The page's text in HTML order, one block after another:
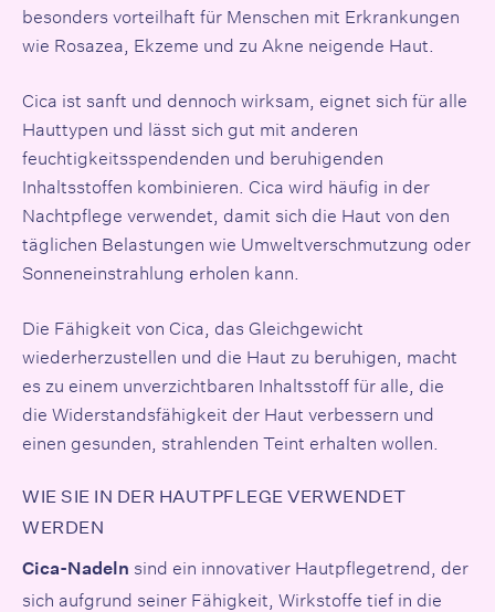
besonders vorteilhaft für Menschen mit Erkrankungen
wie Rosazea , Ekzeme und zu Akne neigende Haut.
Cica ist sanft und dennoch wirksam, eignet sich für alle
Hauttypen und lässt sich gut mit anderen
feuchtigkeitsspendenden und beruhigenden
Inhaltsstoffen kombinieren. Cica wird häufig in der
Nachtpflege verwendet, damit sich die Haut von den
täglichen Belastungen wie Umweltverschmutzung oder
Sonneneinstrahlung erholen kann.
Die Fähigkeit von Cica, das Gleichgewicht
wiederherzustellen und die Haut zu beruhigen, macht
es zu einem unverzichtbaren Inhaltsstoff für alle, die
die Widerstandsfähigkeit der Haut verbessern und
einen gesunden, strahlenden Teint erhalten wollen.
WIE SIE IN DER HAUTPFLEGE VERWENDET
WERDEN
Cica-Nadeln sind ein innovativer Hautpflegetrend, der
sich aufgrund seiner Fähigkeit, Wirkstoffe tief in die